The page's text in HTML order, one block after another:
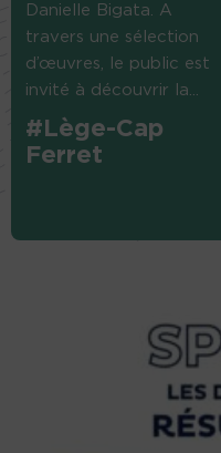
Danielle Bigata. A
travers une sélection
d’œuvres, le public est
invité à découvrir la...
#Lège-Cap
Ferret